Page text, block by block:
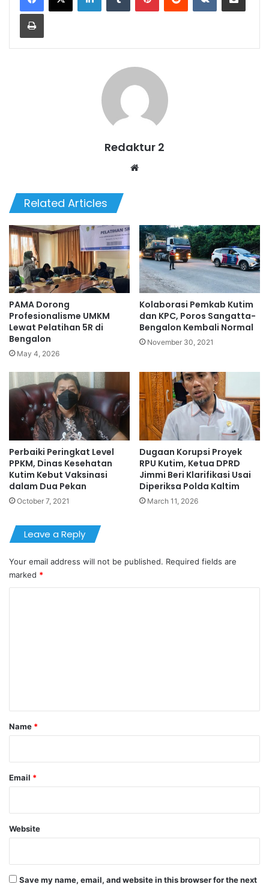
Print
Redaktur 2
Related Articles
PAMA Dorong
Profesionalisme UMKM
Lewat Pelatihan 5R di
Bengalon
May 4, 2026
Kolaborasi Pemkab Kutim
dan KPC, Poros Sangatta-
Bengalon Kembali Normal
November 30, 2021
Perbaiki Peringkat Level
PPKM, Dinas Kesehatan
Kutim Kebut Vaksinasi
dalam Dua Pekan
October 7, 2021
Dugaan Korupsi Proyek
RPU Kutim, Ketua DPRD
Jimmi Beri Klarifikasi Usai
Diperiksa Polda Kaltim
March 11, 2026
Leave a Reply
Your email address will not be published. Required fields are
marked *
*
Name *
Email *
Website
Save my name, email, and website in this browser for the next